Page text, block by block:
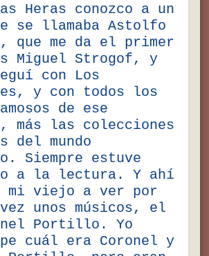
Heras conozco a un
se llamaba Astolfo
que me da el primer
Miguel Strogof, y
con Los
y con todos los
de ese
más las colecciones
del mundo
Siempre estuve
a la lectura. Y ahí
mi viejo a ver por
unos músicos, el
Portillo. Yo
cuál era Coronel y